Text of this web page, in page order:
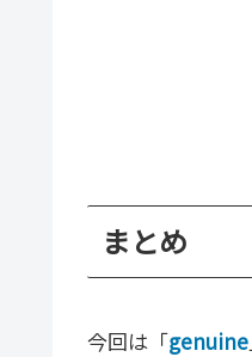
まとめ
今回は「genuine